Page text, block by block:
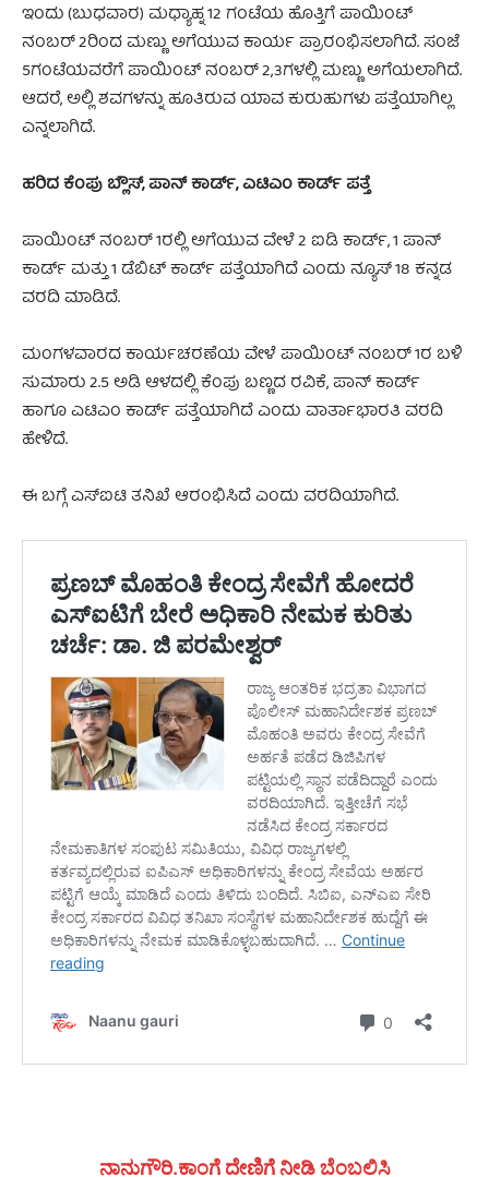
ಇಂದು (ಬುಧವಾರ) ಮಧ್ಯಾಹ್ನ 12 ಗಂಟೆಯ ಹೊತ್ತಿಗೆ ಪಾಯಿಂಟ್
ನಂಬರ್ 2ರಿಂದ ಮಣ್ಣು ಅಗೆಯುವ ಕಾರ್ಯ ಪ್ರಾರಂಭಿಸಲಾಗಿದೆ. ಸಂಜೆ
5ಗಂಟೆಯವರೆಗೆ ಪಾಯಿಂಟ್ ನಂಬರ್ 2,3ಗಳಲ್ಲಿ ಮಣ್ಣು ಅಗೆಯಲಾಗಿದೆ.
ಆದರೆ, ಅಲ್ಲಿ ಶವಗಳನ್ನು ಹೂತಿರುವ ಯಾವ ಕುರುಹುಗಳು ಪತ್ತೆಯಾಗಿಲ್ಲ
ಎನ್ನಲಾಗಿದೆ.
ಹರಿದ ಕೆಂಪು ಬ್ಲೌಸ್, ಪಾನ್ ಕಾರ್ಡ್, ಎಟಿಎಂ ಕಾರ್ಡ್ ಪತ್ತೆ
ಪಾಯಿಂಟ್ ನಂಬರ್ 1ರಲ್ಲಿ ಅಗೆಯುವ ವೇಳೆ 2 ಐಡಿ ಕಾರ್ಡ್, 1 ಪಾನ್
ಕಾರ್ಡ್ ಮತ್ತು 1 ಡೆಬಿಟ್ ಕಾರ್ಡ್ ಪತ್ತೆಯಾಗಿದೆ ಎಂದು ನ್ಯೂಸ್ 18 ಕನ್ನಡ
ವರದಿ ಮಾಡಿದೆ.
ಮಂಗಳವಾರದ ಕಾರ್ಯಚರಣೆಯ ವೇಳೆ ಪಾಯಿಂಟ್ ನಂಬರ್ 1ರ ಬಳಿ
ಸುಮಾರು 2.5 ಅಡಿ ಆಳದಲ್ಲಿ ಕೆಂಪು ಬಣ್ಣದ ರವಿಕೆ, ಪಾನ್ ಕಾರ್ಡ್
ಹಾಗೂ ಎಟಿಎಂ ಕಾರ್ಡ್ ಪತ್ತೆಯಾಗಿದೆ ಎಂದು ವಾರ್ತಾಭಾರತಿ ವರದಿ
ಹೇಳಿದೆ.
ಈ ಬಗ್ಗೆ ಎಸ್‌ಐಟಿ ತನಿಖೆ ಆರಂಭಿಸಿದೆ ಎಂದು ವರದಿಯಾಗಿದೆ.
ನಾನುಗೌರಿ.ಕಾಂಗೆ ದೇಣಿಗೆ ನೀಡಿ ಬೆಂಬಲಿಸಿ